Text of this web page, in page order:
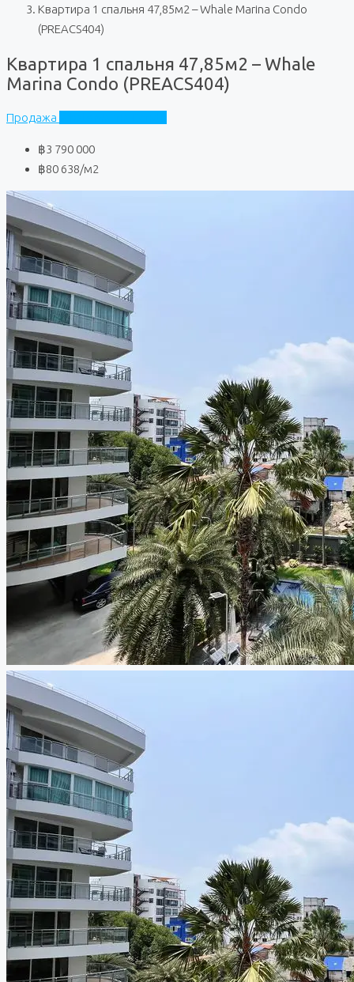
Квартира 1 спальня 47,85м2 – Whale Marina Condo
(PREACS404)
Квартира 1 спальня 47,85м2 – Whale
Marina Condo (PREACS404)
Продажа
฿3 790 000
฿80 638/м2